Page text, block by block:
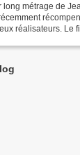
long métrage de
réalisateurs. Le